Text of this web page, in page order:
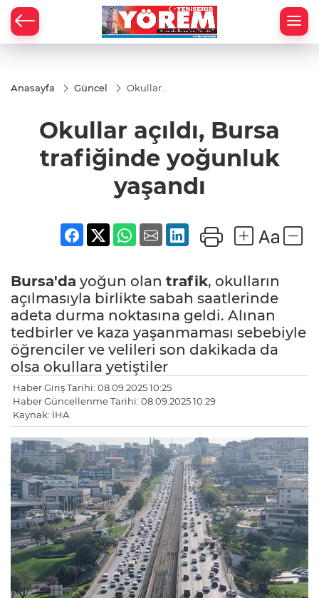
Anasayfa Güncel
Okullar
trafiğinde
yoğunluk
yaşandı
Okullar açıldı, Bursa
trafiğinde yoğunluk
yaşandı
Bursa'da yoğun olan trafik, okulların
açılmasıyla birlikte sabah saatlerinde
adeta durma noktasına geldi. Alınan
tedbirler ve kaza yaşanmaması sebebiyle
öğrenciler ve velileri son dakikada da
olsa okullara yetiştiler
Haber Giriş Tarihi: 08.09.2025 10:25
Haber Güncellenme Tarihi: 08.09.2025 10:29
Kaynak: İHA